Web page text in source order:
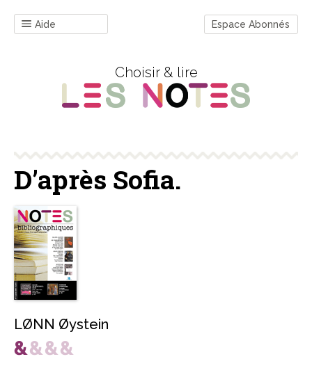
Aide Espace Abonnés
Choisir & lire
D’après Sofia.
LØNN Øystein